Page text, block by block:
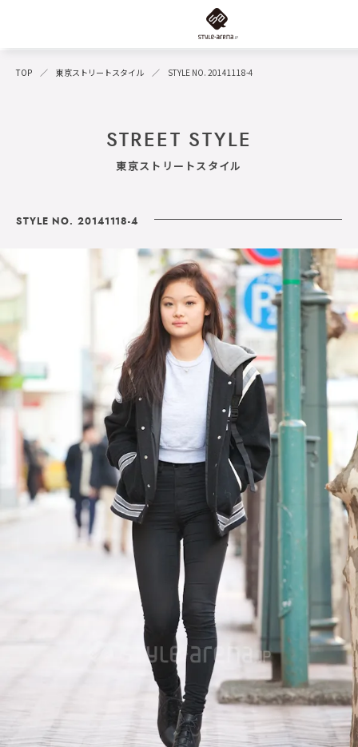
TOP 東京ストリートスタイル STYLE NO. 20141118-4
STREET STYLE
東京ストリートスタイル
STYLE NO. 20141118-4